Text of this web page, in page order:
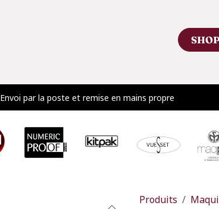
Envoi par la poste et remise en mains propre
Produits